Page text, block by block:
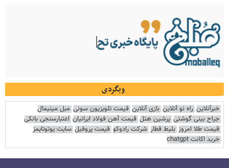
وبگردی
خبرآنلاین راه نو آنلاین بازی آنلاین قیمت تلویزیون سونی مبل مینیمال
جراح بینی گوشتی پرشین هتل قیمت آهن فولاد ایرانیان اعتبارسنجی بانکی
قیمت طلا امروز بلیط قطار شرکت رادوکو قیمت پروفیل سایت یوتوتایمز
خرید اکانت chatgpt